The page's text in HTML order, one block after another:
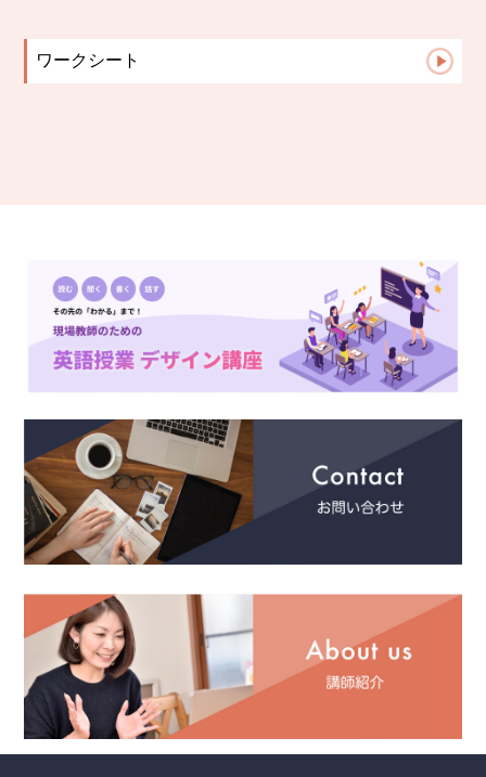
ワークシート